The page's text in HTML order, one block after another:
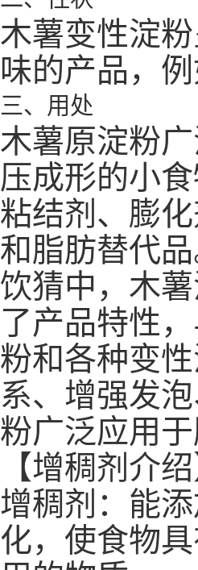
木薯变性淀
味的产品，
三、用处
木薯原淀粉
压成形的小
粘结剂、膨
和脂肪替代
饮猜中，木
了产品特性
粉和各种变
系、增强发
粉广泛应用
【增稠剂介绍
增稠剂：能
化，使食物